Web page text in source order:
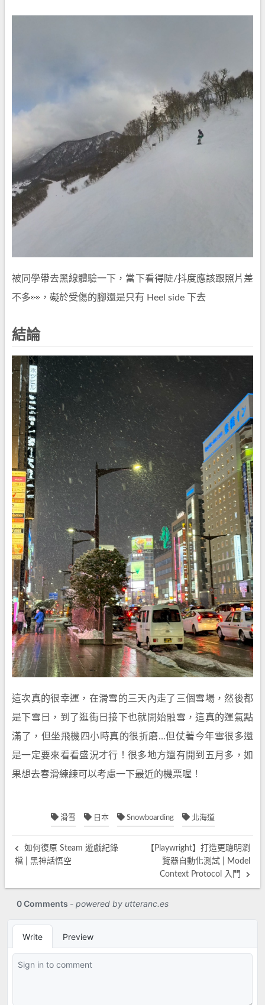
被同學帶去黑線體驗一下，當下看得陡/抖度應該跟照片差
不多👀，礙於受傷的腳還是只有 Heel side 下去
結論
這次真的很幸運，在滑雪的三天內走了三個雪場，然後都
是下雪日，到了逛街日接下也就開始融雪，這真的運氣點
滿了，但坐飛機四小時真的很折磨…但仗著今年雪很多還
是一定要來看看盛況才行！很多地方還有開到五月多，如
果想去春滑練練可以考慮一下最近的機票喔！
滑雪 日本 Snowboarding 北海道
如何復原 Steam 遊戲紀錄
檔 | 黑神話悟空
【Playwright】打造更聰明瀏
覽器自動化測試 | Model
Context Protocol 入門